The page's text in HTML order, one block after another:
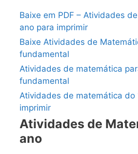
Baixe em PDF – Atividades
ano para imprimir
Baixe Atividades de
fundamental
Atividades de matemática
fundamental
Atividades de matemática do
imprimir
Atividades de
ano